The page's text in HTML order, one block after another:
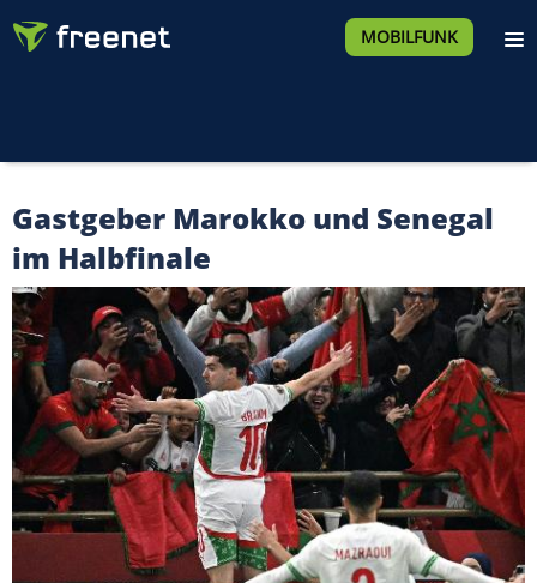
MOBILFUNK
Gastgeber Marokko und Senegal
im Halbfinale